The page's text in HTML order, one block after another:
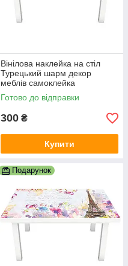
Вінілова наклейка на стіл
Турецький шарм декор
меблів самоклейка
орнаменти візерунки вензеля
Бежевий 600х1200 мм
Готово до відправки
300 ₴
Купити
Подарунок